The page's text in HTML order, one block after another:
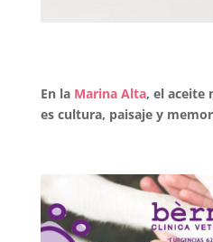
En la Marina Alta, el aceite
es cultura, paisaje y